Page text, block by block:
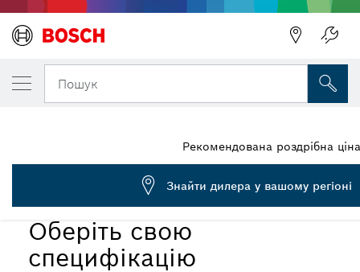
Пошук
Оберіть свою
специфікацію
ОБРАНИЙ ВАРІАНТ
Мала кругла щітка
1 609 390 481
Рекомендована роздрібна
Знайти дилера у вашому регіоні